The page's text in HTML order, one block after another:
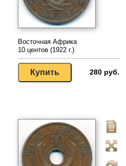
Восточная Африка
10 центов (1922 г.)
280 руб.